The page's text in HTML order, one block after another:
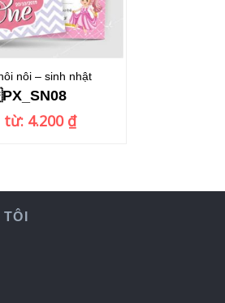
nôi – sinh nhật
từ: 4.200 ₫